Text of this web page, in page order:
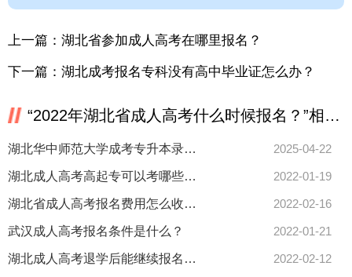
上一篇： 湖北省参加成人高考在哪里报名？
下一篇： 湖北成考报名专科没有高中毕业证怎么办？
“2022年湖北省成人高考什么时候报名？”相关推荐
湖北华中师范大学成考专升本录取结果和分数线一起出吗？ 2025-04-22
湖北成人高考高起专可以考哪些证书？ 2022-01-19
湖北省成人高考报名费用怎么收费的？ 2022-02-16
武汉成人高考报名条件是什么？ 2022-01-21
湖北成人高考退学后能继续报名吗？ 2022-02-12